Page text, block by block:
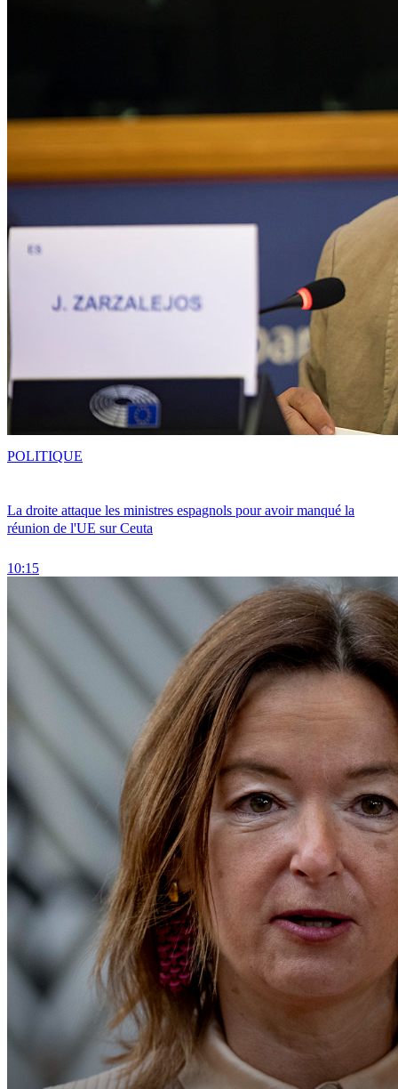
La droite attaque les ministres espagnols pour avoir manqué la
réunion de l'UE sur Ceuta
10:15
POLITIQUE